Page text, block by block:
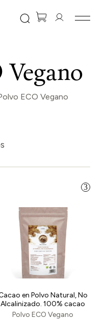
Vegano
ECO Vegano
en Polvo Natural, No
Alcalinizado. 100% cacao
Polvo ECO Vegano